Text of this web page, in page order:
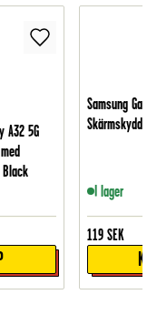
A32 5G
Samsung
Skärmskydd i
I lager
119 SEK